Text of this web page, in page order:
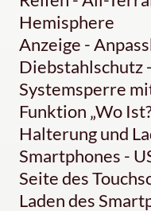
Hemisphere
Anzeige -
Diebstahlschutz
Systemsperre
Funktion „Wo
Halterung und
Smartphones -
Seite des
Laden des